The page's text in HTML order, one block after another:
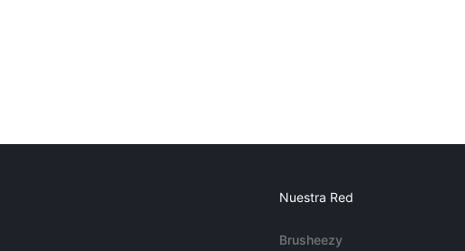
Nuestra Red
Brusheezy